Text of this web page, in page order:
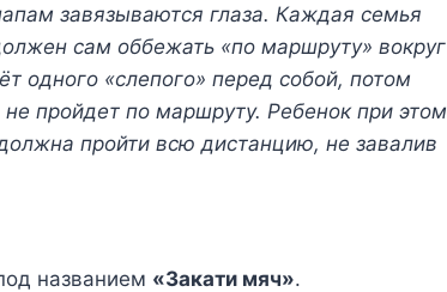
завязываются глаза. Каждая семья
сам оббежать «по маршруту» вокруг
одного «слепого» перед собой, потом
пройдет по маршруту. Ребенок при этом
пройти всю дистанцию, не завалив
названием «Закати мяч».